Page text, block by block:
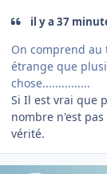
il y a 37
On comprend au
étrange que
chose...............
Si Il est vrai que
nombre n'est
vérité.